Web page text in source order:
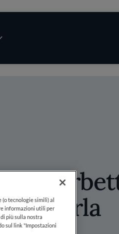
tecnologie simili) al
informazioni utili per
più sulla nostra
sul link "Impostazioni